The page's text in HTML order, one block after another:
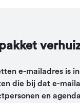
e-mailadres is
die bij dat e-
en